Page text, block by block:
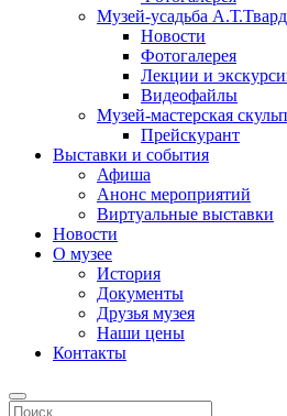
Музей-усадьба
Новости
Фотогалерея
Лекции и
Видеофайлы
Музей-мастерская
Прейскурант
Выставки и события
Афиша
Анонс мероприятий
Виртуальные выставки
Новости
О музее
История
Документы
Друзья музея
Наши цены
Контакты